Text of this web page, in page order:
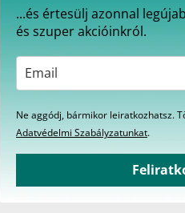
...és értesülj azonnal
és szuper akcióinkról.
Ne aggódj, bármikor leiratkozhatsz.
Adatvédelmi Szabályzatunkat.